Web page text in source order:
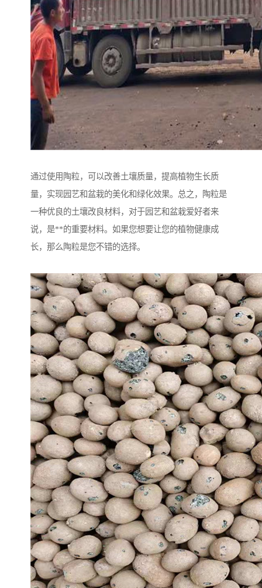
通过使用陶粒，可以改善土壤质量，提高植物生长质
量，实现园艺和盆栽的美化和绿化效果。总之，陶粒是
一种优良的土壤改良材料，对于园艺和盆栽爱好者来
说，是**的重要材料。如果您想要让您的植物健康成
长，那么陶粒是您不错的选择。